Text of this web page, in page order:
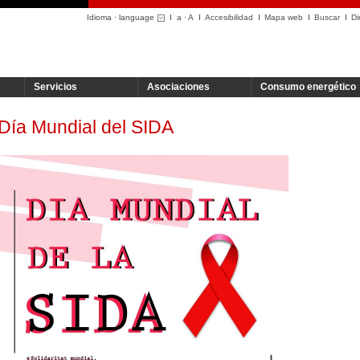
Idioma · language a ·A Accesibilidad Mapa web Buscar
Servicios Asociaciones Consumo energético
Mundial del SIDA